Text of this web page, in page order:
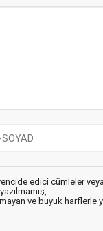
edici cümleler
ve büyük harflerle